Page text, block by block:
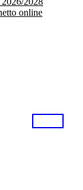
online